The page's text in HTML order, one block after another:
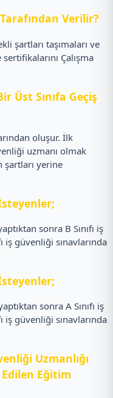
Verilir?
şartları taşımaları ve
Çalışma
Üst Sınıfa Geçiş
oluşur. İlk
uzmanı olmak
şartları yerine
sonra B Sınıfı iş
iş güvenliği sınavlarında
sonra A Sınıfı iş
iş güvenliği sınavlarında
Uzmanlığı
Eğitim